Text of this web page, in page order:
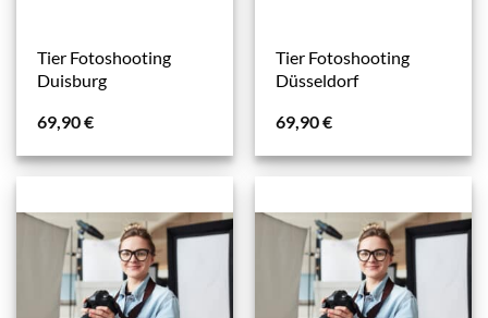
Tier Fotoshooting
Duisburg
69,90€
Tier Fotoshooting
Düsseldorf
69,90€